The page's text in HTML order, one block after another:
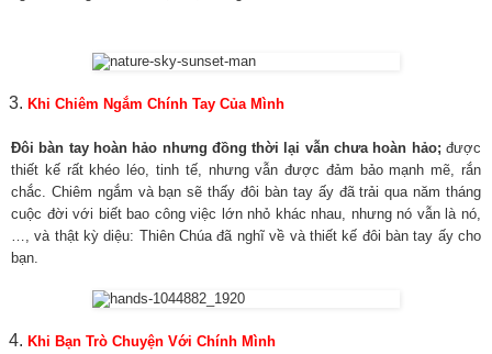
Khi Chiêm Ngắm Chính Tay Của Mình
Đôi bàn tay hoàn hảo nhưng đồng thời lại vẫn chưa hoàn hảo; được
thiết kế rất khéo léo, tinh tế, nhưng vẫn được đảm bảo mạnh mẽ, rắn
chắc. Chiêm ngắm và bạn sẽ thấy đôi bàn tay ấy đã trải qua năm tháng
cuộc đời với biết bao công việc lớn nhỏ khác nhau, nhưng nó vẫn là nó,
…, và thật kỳ diệu: Thiên Chúa đã nghĩ về và thiết kế đôi bàn tay ấy cho
bạn.
Khi Bạn Trò Chuyện Với Chính Mình